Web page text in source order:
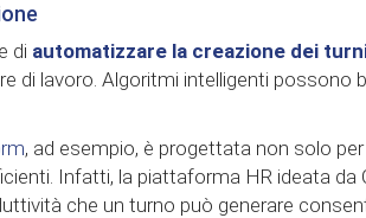
di automatizzare la creazione dei
di lavoro. Algoritmi intelligenti possono
, ad esempio, è progettata non solo
Infatti, la piattaforma HR ideata da
che un turno può generare